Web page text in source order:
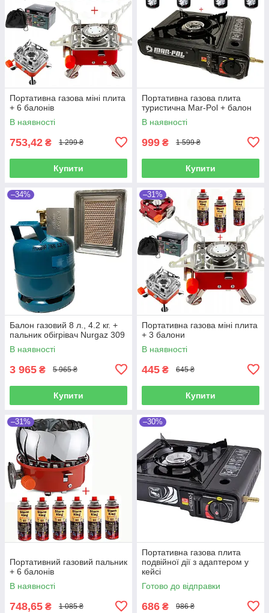
Портативна газова міні плита
+ 6 балонів
В наявності
753,42 ₴ 1 299 ₴
Купити
Портативна газова плита
туристична Mar-Pol + балон
В наявності
999 ₴ 1 599 ₴
Купити
–34%
Балон газовий 8 л., 4.2 кг. +
пальник обігрівач Nurgaz 309
В наявності
3 965 ₴ 5 965 ₴
Купити
–31%
Портативна газова міні плита
+ 3 балони
В наявності
445 ₴ 645 ₴
Купити
–31%
Портативний газовий пальник
+ 6 балонів
В наявності
748,65 ₴ 1 085 ₴
–30%
Портативна газова плита
подвійної дії з адаптером у
кейсі
Готово до відправки
686 ₴ 986 ₴